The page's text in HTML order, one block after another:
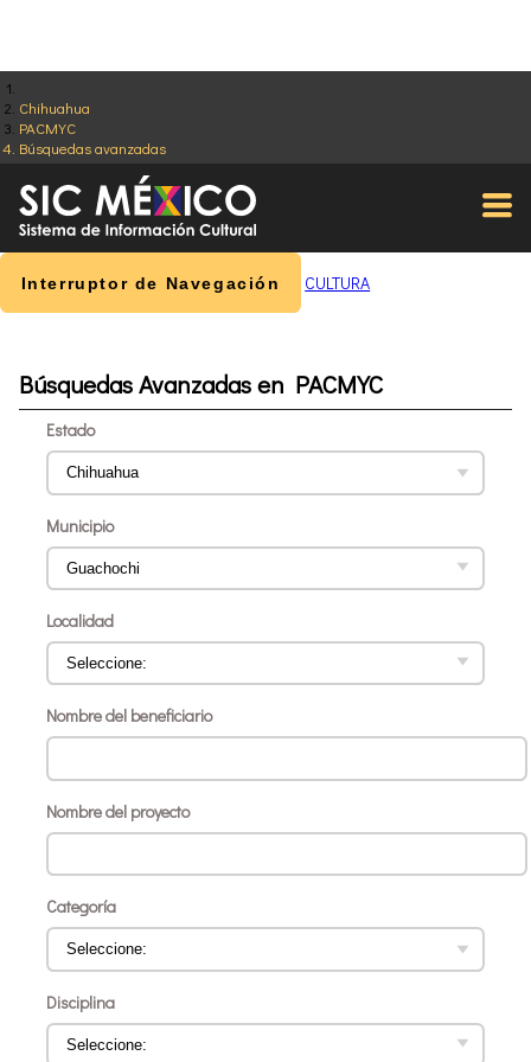
Chihuahua
PACMYC
Búsquedas avanzadas
Interruptor de Navegación CULTURA
Búsquedas Avanzadas en PACMYC
Estado
Municipio
Localidad
Nombre del beneficiario
Nombre del proyecto
Categoría
Disciplina